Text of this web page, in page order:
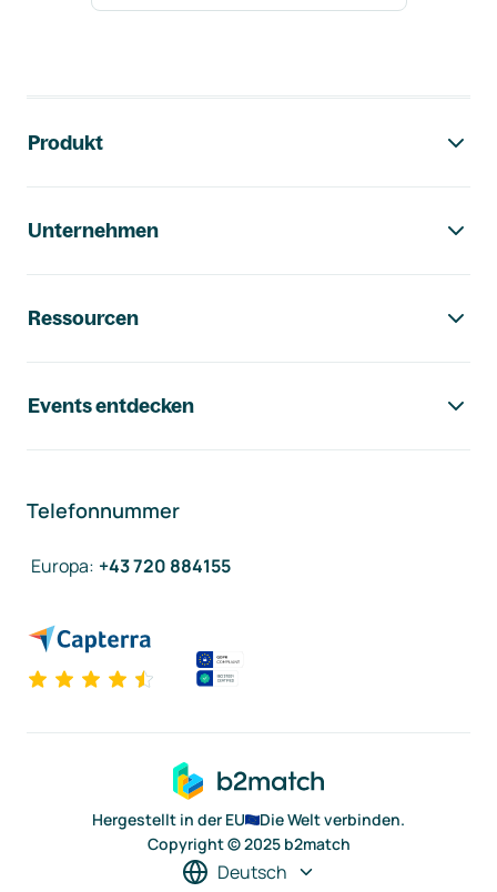
Produkt
Unternehmen
Ressourcen
Events entdecken
Telefonnummer
Europa: +43 720 884155
Hergestellt in der EU
Die Welt verbinden.
Copyright © 2025 b2match
Deutsch